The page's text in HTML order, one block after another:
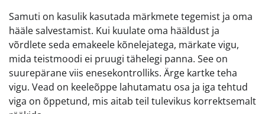
Samuti on kasulik kasutada märkmete tegemist ja oma
hääle salvestamist. Kui kuulate oma hääldust ja
võrdlete seda emakeele kõnelejatega, märkate vigu,
mida teistmoodi ei pruugi tähelegi panna. See on
suurepärane viis enesekontrolliks. Ärge kartke teha
vigu. Vead on keeleõppe lahutamatu osa ja iga tehtud
viga on õppetund, mis aitab teil tulevikus korrektsemalt